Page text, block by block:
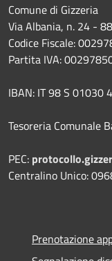
Comune di Gizzeria
Via Albania, n. 24 -
Codice Fiscale:
Partita IVA:
IBAN: IT 98 S
Tesoreria Comunale
PEC:
Centralino Unico:
Prenotazione